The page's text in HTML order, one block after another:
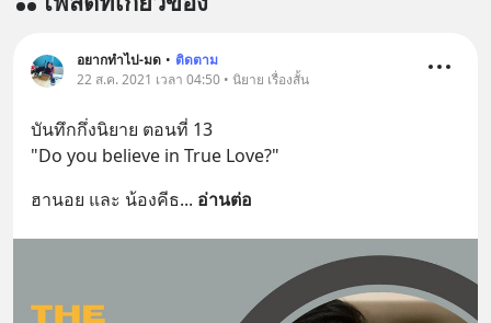
อยากทำไป-มด • ติดตาม
22 ส.ค. 2021 เวลา 04:50 • นิยาย เรื่องสั้น
บันทึกกึ่งนิยาย ตอนที่ 13
"Do you believe in True Love?"
ฮานอย และ น้องคีธ... อ่านต่อ